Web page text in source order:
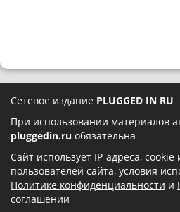
Сетевое издание PLUGGED IN RU
При использовании материалов
pluggedin.ru обязательна
Сайт использует IP-адреса,
пользователей сайта, условия
Политике конфиденциальности и
соглашении